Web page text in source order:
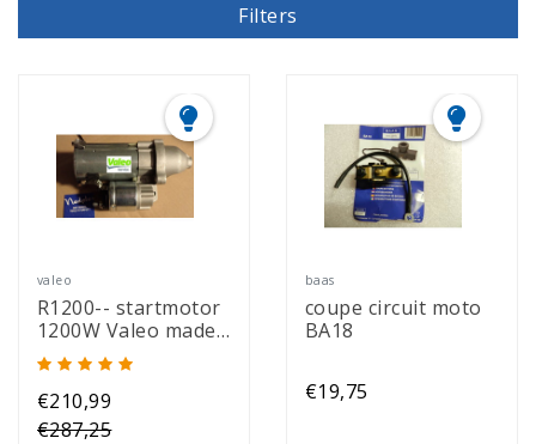
Filters
valeo
R1200-- startmotor
1200W Valeo made
in EU
€210,99
€287,25
baas
coupe circuit moto
BA18
€19,75